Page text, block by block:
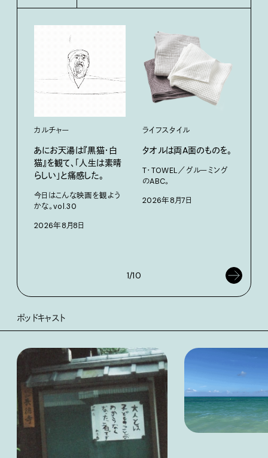
カルチャー
あにお天湯は『黒猫・白
猫』を観て、「人生は素晴
らしい」と痛感した。
今日はこんな映画を観よう
かな。vol.30
2026年8月8日
ライフスタイル
タオルは両A面のものを。
T・TOWEL／グルーミング
のABC。
2026年8月7日
1/10
ポッドキャスト